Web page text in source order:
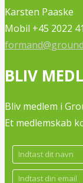
Karsten Paaske
Mobil +45 2022
BLIV
Bliv medlem i
Et medlemskab